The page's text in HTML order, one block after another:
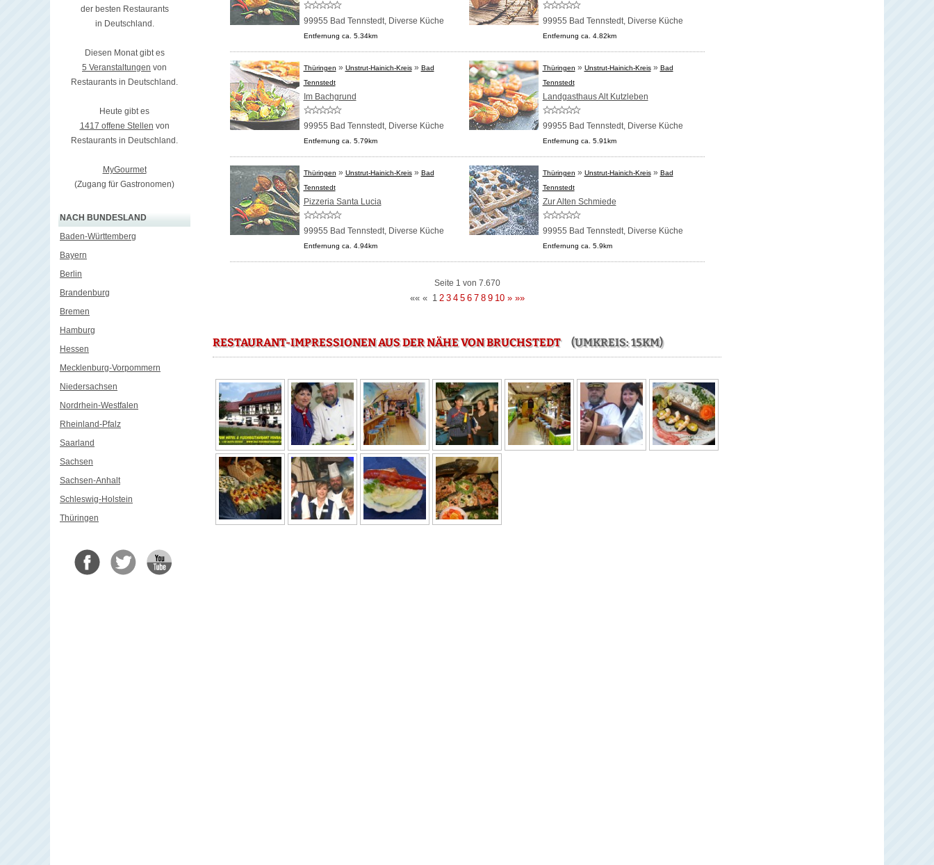
der besten Restaurants
in Deutschland.
Diesen Monat gibt es
5 Veranstaltungen von
Restaurants in Deutschland.
Heute gibt es
1417 offene Stellen von
Restaurants in Deutschland.
MyGourmet
(Zugang für Gastronomen)
NACH BUNDESLAND
Baden-Württemberg
Bayern
Berlin
Brandenburg
Bremen
Hamburg
Hessen
Mecklenburg-Vorpommern
Niedersachsen
Nordrhein-Westfalen
Rheinland-Pfalz
Saarland
Sachsen
Sachsen-Anhalt
Schleswig-Holstein
Thüringen
99955 Bad Tennstedt, Diverse Küche
Entfernung ca. 5.34km
99955 Bad Tennstedt, Diverse Küche
Entfernung ca. 4.82km
Thüringen » Unstrut-Hainich-Kreis» Bad
Tennstedt
Im Bachgrund
99955 Bad Tennstedt, Diverse Küche
Entfernung ca. 5.79km
Thüringen » Unstrut-Hainich-Kreis» Bad
Tennstedt
Landgasthaus Alt Kutzleben
99955 Bad Tennstedt, Diverse Küche
Entfernung ca. 5.91km
Thüringen » Unstrut-Hainich-Kreis» Bad
Tennstedt
Pizzeria Santa Lucia
99955 Bad Tennstedt, Diverse Küche
Entfernung ca. 4.94km
Thüringen » Unstrut-Hainich-Kreis» Bad
Tennstedt
Zur Alten Schmiede
99955 Bad Tennstedt, Diverse Küche
Entfernung ca. 5.9km
Seite 1 von 7.670
«« « 1 2 3 4 5 6 7 8 9 10» »»
RESTAURANT-IMPRESSIONEN AUS DER NÄHE VON BRUCHSTEDT (UMKREIS: 15KM)